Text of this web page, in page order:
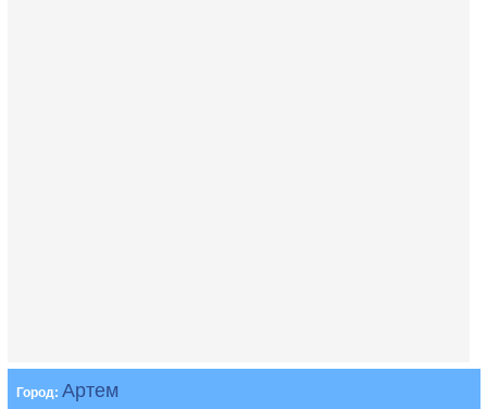
Город: Артем